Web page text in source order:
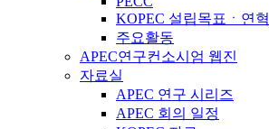
KOPEC 설립목표ㆍ연혁
주요활동
APEC연구컨소시엄 웹진
자료실
APEC 연구 시리즈
APEC 회의 일정